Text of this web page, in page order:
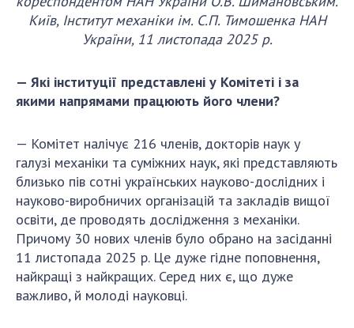
Київ, Інститут механіки ім. С.П. Тимошенка НАН
України, 11 листопада 2025 р.
— Які інституції представлені у Комітеті і за
якими напрямами працюють його члени?
— Комітет налічує 216 членів, докторів наук у
галузі механіки та суміжних наук, які представляють
близько пів сотні українських науково-дослідних і
науково-виробничих організацій та закладів вищої
освіти, де проводять дослідження з механіки.
Причому 30 нових членів було обрано на засіданні
11 листопада 2025 р. Це дуже гідне поповнення,
найкращі з найкращих. Серед них є, що дуже
важливо, й молоді науковці.